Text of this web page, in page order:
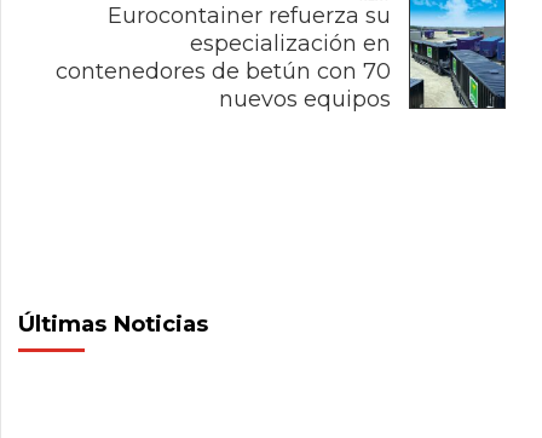
Eurocontainer refuerza su
especialización en
contenedores de betún con 70
nuevos equipos
Últimas Noticias